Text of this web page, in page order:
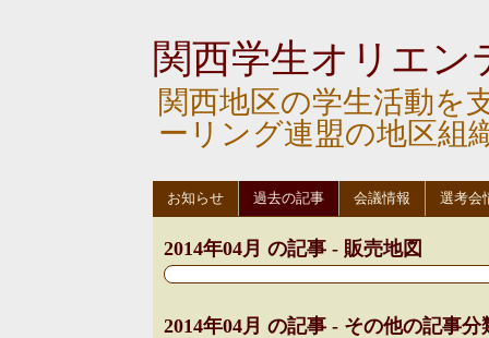
関西学生オリエン
関西地区の学生活動を
ーリング連盟の地区組
お知らせ 過去の記事 会議情報 選考会
2014年04月 の記事 - 販売地図
2014年04月 の記事 - その他の記事分